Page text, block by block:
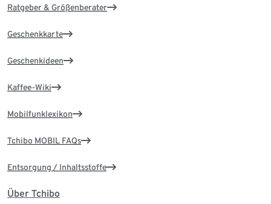
Ratgeber & Größenberater
Geschenkkarte
Geschenkideen
Kaffee-Wiki
Mobilfunklexikon
Tchibo MOBIL FAQs
Entsorgung / Inhaltsstoffe
Über Tchibo